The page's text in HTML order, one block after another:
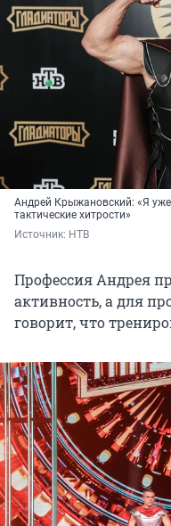
Андрей Крыжановский: «Я
тактические хитрости»
Источник: НТВ
Профессия Андрея
активность, а для
говорит, что